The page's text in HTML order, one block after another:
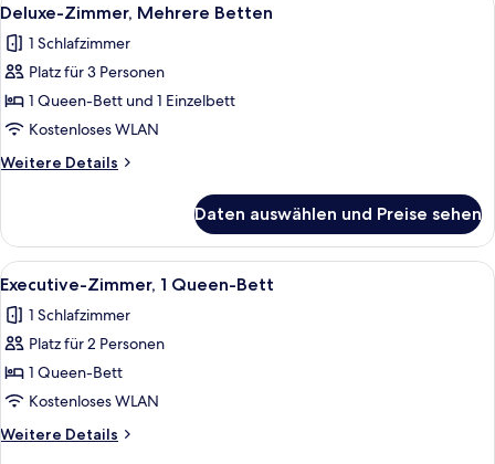
Fotos
für
Deluxe-
Zimmer,
Mehrere
Betten
anzeigen
5
Deluxe-Zimmer, Mehrere Betten
1 Schlafzimmer
Platz für 3 Personen
1 Queen-Bett und 1 Einzelbett
Kostenloses WLAN
Weitere Details
Weitere
Zimmer,
Mehrere
Betten
Daten auswählen und Preise sehen
Alle
Fotos
für
Executive-
Zimmer,
1
Queen-
Bett
Executive-Zimmer, 1 Queen-Bett |
5
Executive-Zimmer, 1 Queen-Bett
1 Schlafzimmer
Platz für 2 Personen
1 Queen-Bett
Kostenloses WLAN
Weitere Details
Weitere